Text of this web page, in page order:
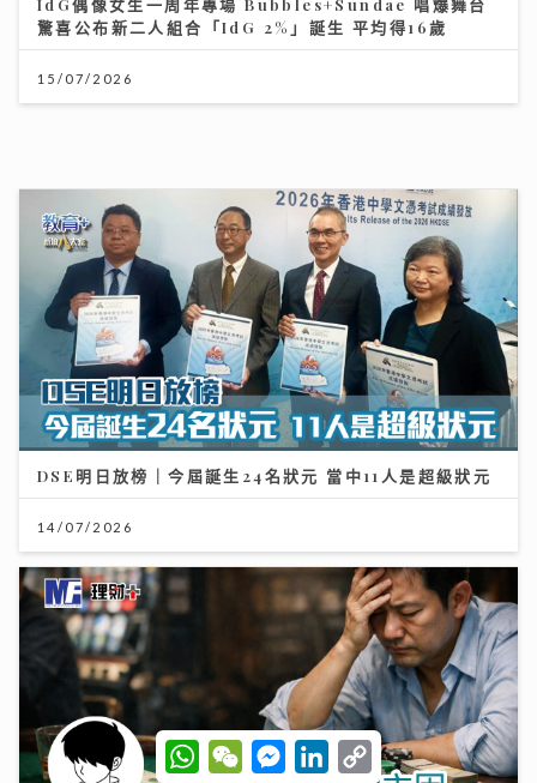
DSE明日放榜｜今屆誕生24名狀元 當中11人是超級狀元
14/07/2026
輸多贏少的主因
28/07/2026
W
h
W
e
M
e
L
C
o